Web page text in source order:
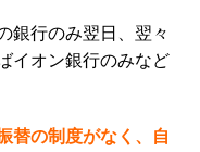
銀行のみ翌日、翌々
イオン銀行のみなど
替の制度がなく、自